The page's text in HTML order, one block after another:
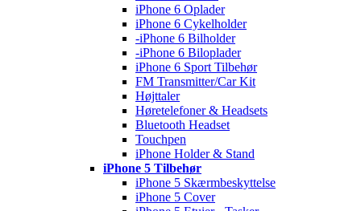
iPhone 6 Oplader
iPhone 6 Cykelholder
-iPhone 6 Bilholder
-iPhone 6 Biloplader
iPhone 6 Sport Tilbehør
FM Transmitter/Car Kit
Højttaler
Høretelefoner & Headsets
Bluetooth Headset
Touchpen
iPhone Holder & Stand
iPhone 5 Tilbehør
iPhone 5 Skærmbeskyttelse
iPhone 5 Cover